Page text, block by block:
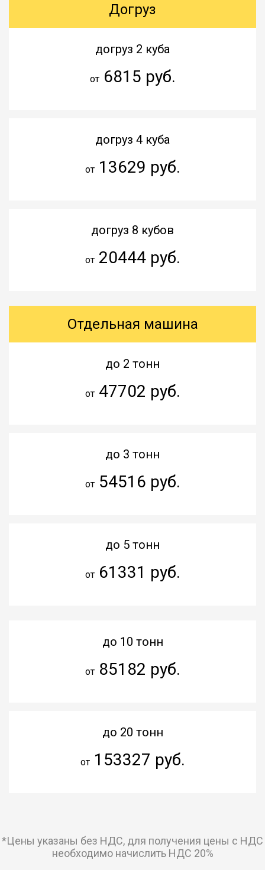
Догруз
догруз 2 куба
от6815 руб.
догруз 4 куба
от13629 руб.
догруз 8 кубов
от20444 руб.
Отдельная машина
до 2 тонн
от47702 руб.
до 3 тонн
от54516 руб.
до 5 тонн
от61331 руб.
до 10 тонн
от85182 руб.
до 20 тонн
от153327 руб.
*Цены указаны без НДС, для получения цены с НДС
необходимо начислить НДС 20%